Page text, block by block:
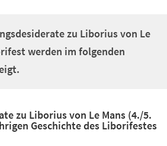
zu Liborius von Le
werden im folgenden
zu Liborius von Le Mans (4./5.
Geschichte des Liborifestes